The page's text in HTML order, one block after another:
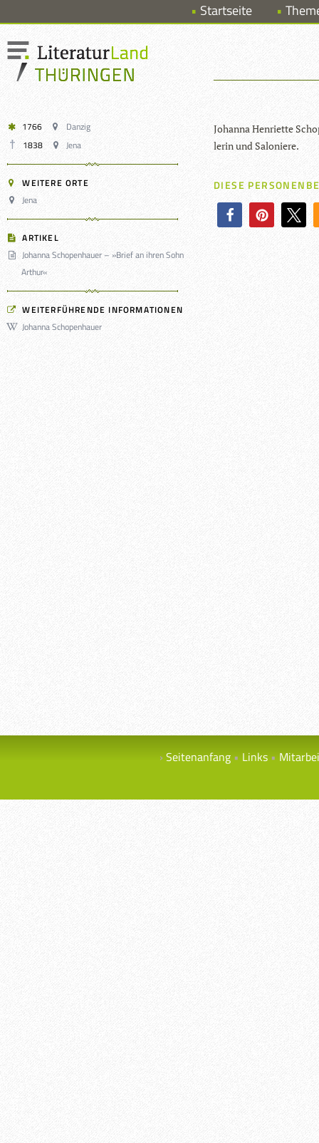
Startseite
1766
Danzig
1838
Jena
WEITERE ORTE
Jena
ARTIKEL
Johanna Schopenhauer – »Brief an ihren Sohn
Arthur«
WEITERFÜHRENDE INFORMATIONEN
Johanna Schopenhauer
Johanna Hen­ri­ette
le­rin und Saloniere.
DIESE
Seitenanfang Links